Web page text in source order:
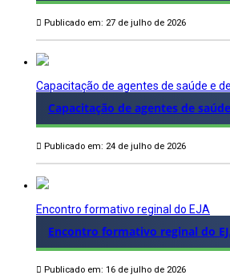
Publicado em: 27 de julho de 2026
Capacitação de agentes de saúde e
Capacitação de agentes de
Publicado em: 24 de julho de 2026
Encontro formativo reginal do EJA
Encontro formativo reginal do
Publicado em: 16 de julho de 2026